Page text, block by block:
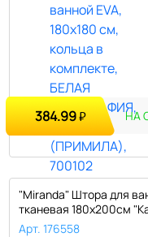
384.99₽ НА
"Miranda" Штора для
тканевая 180х200см
з..
Арт. 176558